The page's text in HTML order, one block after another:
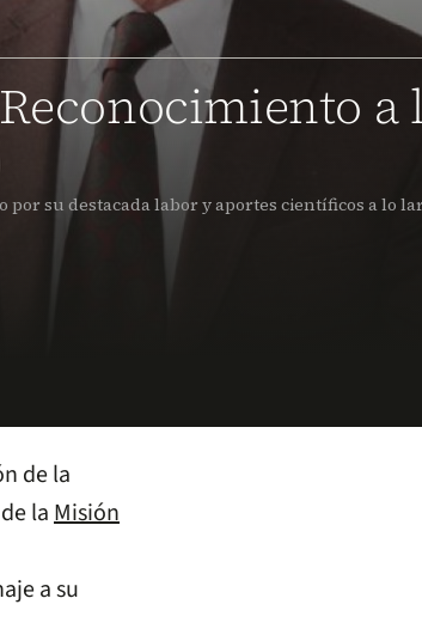
a
su destacada labor y aportes científicos a lo
de la
laMisión
a su